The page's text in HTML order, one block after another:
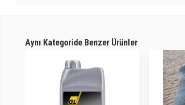
Aynı Kategoride Benzer Ürünler